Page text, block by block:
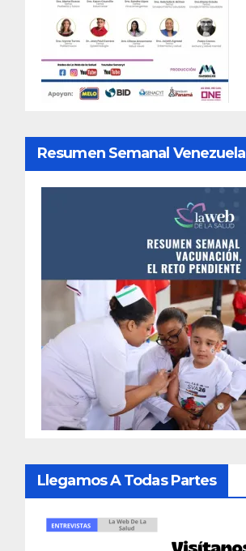
Resumen Semanal Venezuela
Llegamos A Todas Partes